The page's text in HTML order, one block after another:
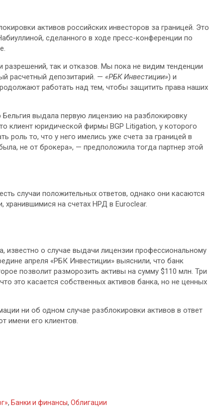
активов российских инвесторов за границей. Это
сделанного в ходе пресс-конференции по
так и отказов. Мы пока не видим тенденции
расчетный депозитарий. — «РБК Инвестиции») и
работать над тем, чтобы защитить права наших
Бельгия выдала первую лицензию на разблокировку
клиент юридической фирмы BGP Litigation, у которого
роль то, что у него имелись уже счета за границей в
не от брокера», — предположила тогда партнер этой
случаи положительных ответов, однако они касаются
хранившимися на счетах НРД в Euroclear.
известно о случае выдачи лицензии профессиональному
апреля «РБК Инвестиции» выяснили, что банк
позволит разморозить активы на сумму $110 млн. Три
это касается собственных активов банка, но не ценных
ни об одном случае разблокировки активов в ответ
имени его клиентов.
, Банки и финансы, Облигации